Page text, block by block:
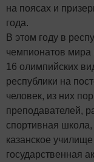
на поясах и
года.
В этом году в
чемпионатов
16 олимпийских
республики на
человек, из них
преподавателей,
спортивная
казанское
государственная